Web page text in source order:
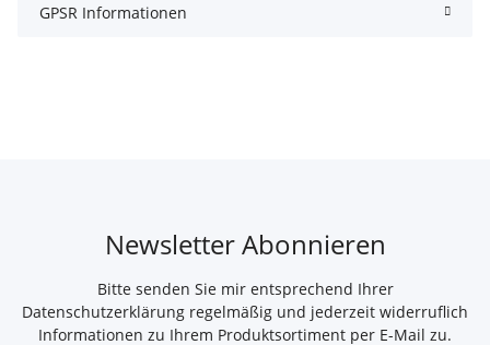
GPSR Informationen
Newsletter Abonnieren
Bitte senden Sie mir entsprechend Ihrer
Datenschutzerklärung regelmäßig und jederzeit widerruflich
Informationen zu Ihrem Produktsortiment per E-Mail zu.